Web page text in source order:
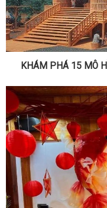
KHÁM PHÁ 15 MÔ